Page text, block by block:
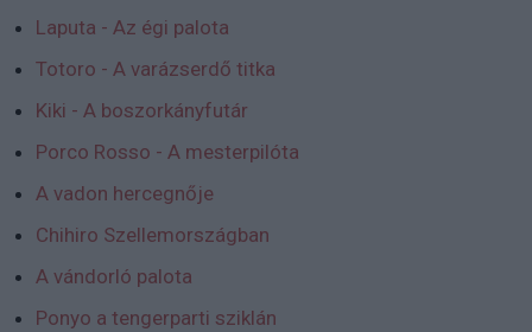
Laputa - Az égi palota
Totoro - A varázserdő titka
Kiki - A boszorkányfutár
Porco Rosso - A mesterpilóta
A vadon hercegnője
Chihiro Szellemországban
A vándorló palota
Ponyo a tengerparti sziklán